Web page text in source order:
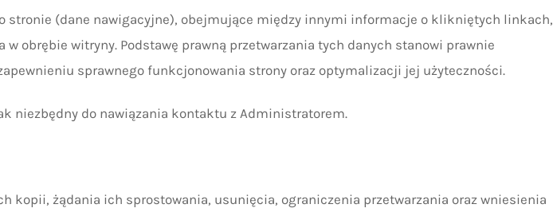
stronie (dane nawigacyjne), obejmujące między innymi informacje o klikniętych linkach,
obrębie witryny. Podstawę prawną przetwarzania tych danych stanowi prawnie
sprawnego funkcjonowania strony oraz optymalizacji jej użyteczności.
niezbędny do nawiązania kontaktu z Administratorem.
kopii, żądania ich sprostowania, usunięcia, ograniczenia przetwarzania oraz wniesienia